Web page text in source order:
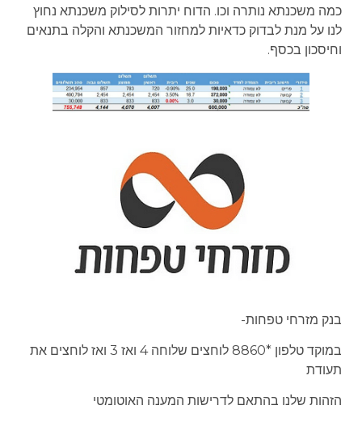
כמה משכנתא נותרה וכו. הדוח יתרות לסילוק משכנתא נחוץ
לנו על מנת לבדוק כדאיות למחזור המשכנתא והקלה בתנאים
וחיסכון בכסף.
בנק מזרחי טפחות-
במוקד טלפון *8860 לוחצים שלוחה 4 ואז 3 ואז לוחצים את
תעודת
הזהות שלנו בהתאם לדרישות המענה האוטומטי